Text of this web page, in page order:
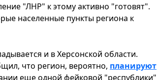
"ЛНР" к этому активно "готовят".
населенные пункты региона к
и в Херсонской области.
что регион, вероятно, планируют
еще одной фейковой "республики"